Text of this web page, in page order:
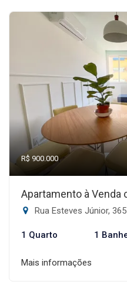
R$ 900.000
Apartamento à Venda
Rua Esteves Júnior,
1 Quarto 1
Mais informações